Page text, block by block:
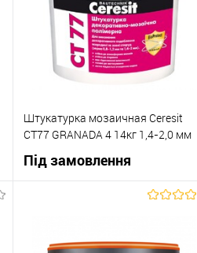
В вибране
Під
замовлення
Штукатурка мозаичная Ceresit
СТ77 GRANADA 4 14кг 1,4-2,0 мм
Під замовлення
Купити в 1 клік До